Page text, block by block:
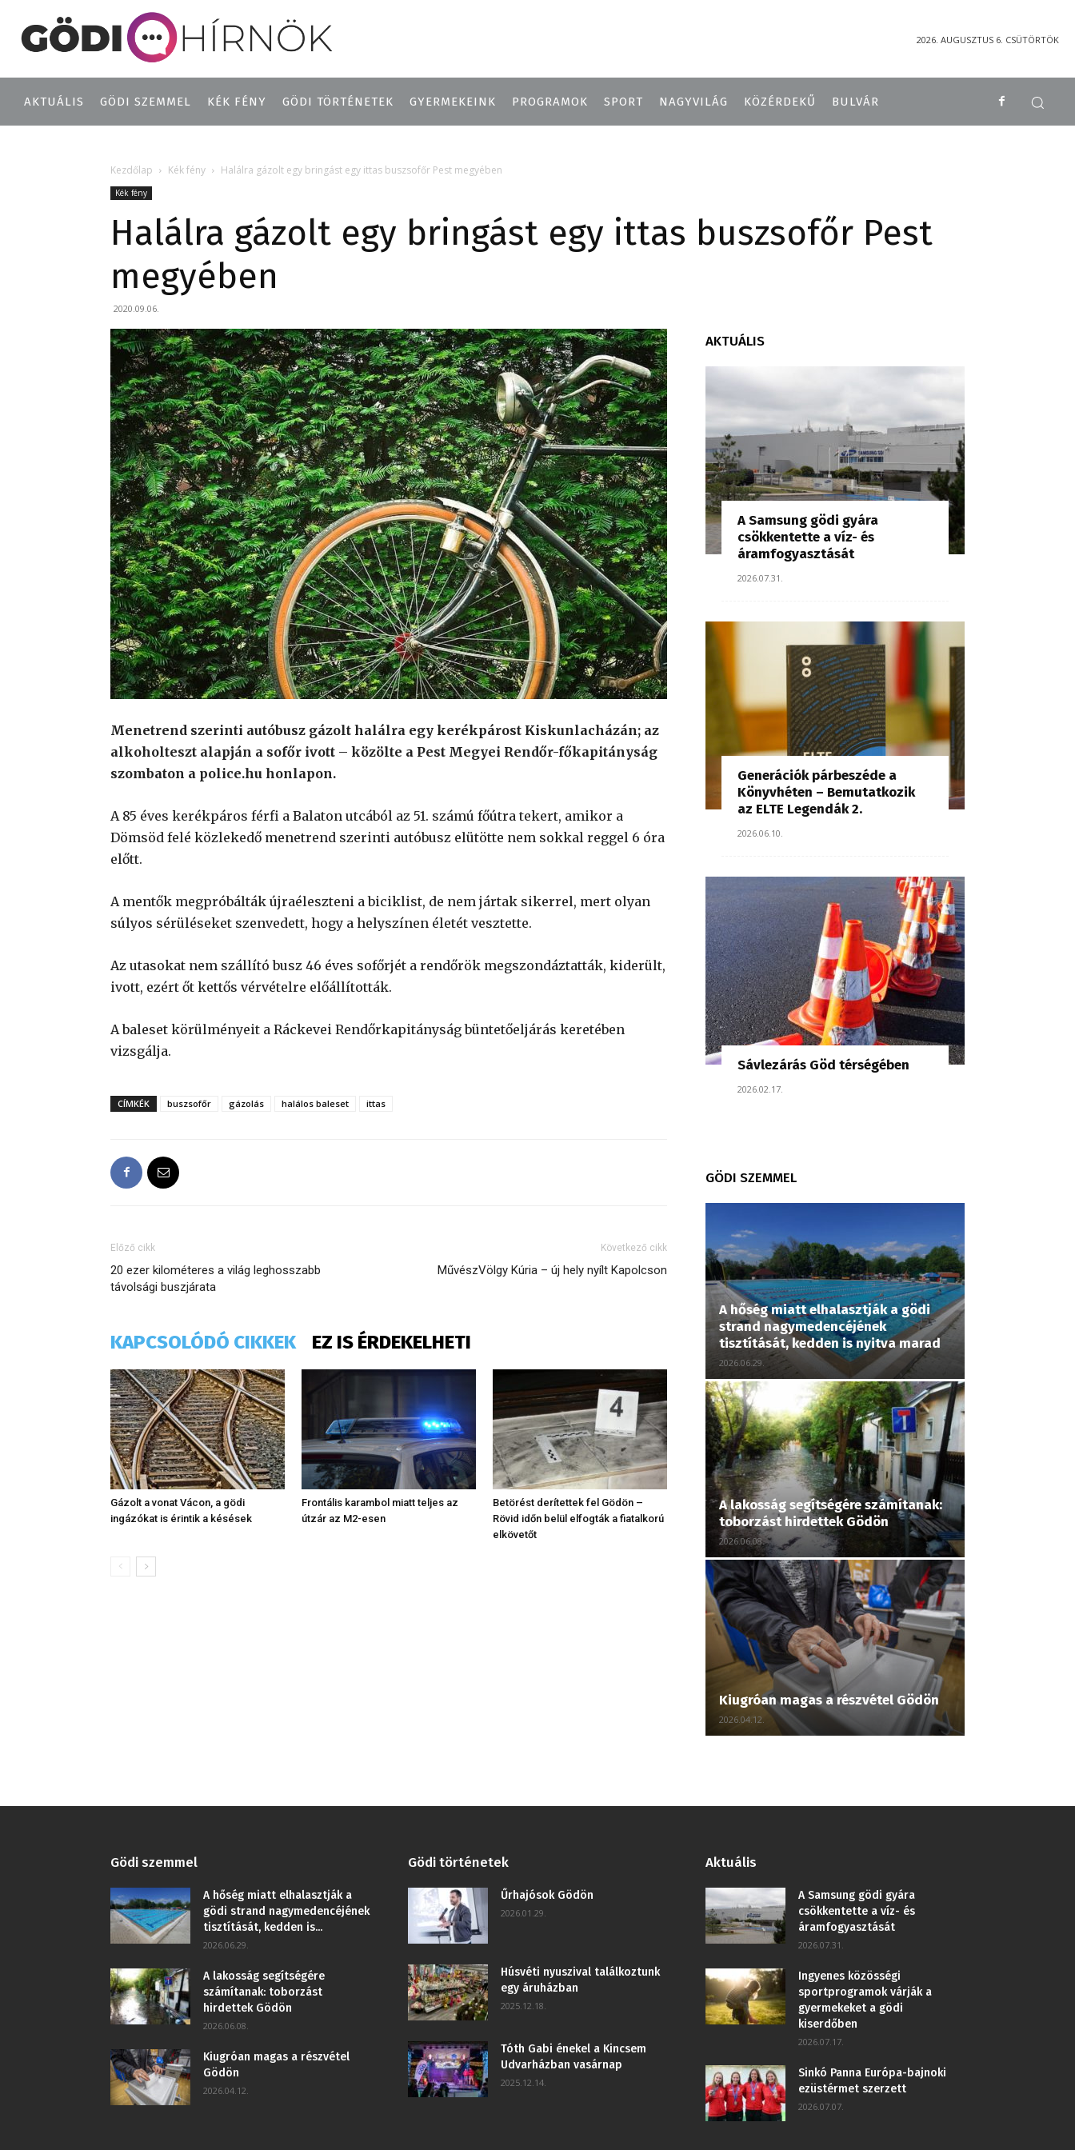
2026. AUGUSZTUS 6. CSÜTÖRTÖK
AKTUÁLIS GÖDI SZEMMEL KÉK FÉNY GÖDI TÖRTÉNETEK GYERMEKEINK PROGRAMOK SPORT NAGYVILÁG KÖZÉRDEKŰ BULVÁR
Kezdőlap Kék fény Halálra gázolt egy bringást egy ittas buszsofőr Pest megyében
Kék fény
Halálra gázolt egy bringást egy ittas buszsofőr Pest
megyében
2020.09.06.
Menetrend szerinti autóbusz gázolt halálra egy kerékpárost Kiskunlacházán; az
alkoholteszt alapján a sofőr ivott – közölte a Pest Megyei Rendőr-főkapitányság
szombaton a police.hu honlapon.
A 85 éves kerékpáros férfi a Balaton utcából az 51. számú főútra tekert, amikor a
Dömsöd felé közlekedő menetrend szerinti autóbusz elütötte nem sokkal reggel 6 óra
előtt.
A mentők megpróbálták újraéleszteni a biciklist, de nem jártak sikerrel, mert olyan
súlyos sérüléseket szenvedett, hogy a helyszínen életét vesztette.
Az utasokat nem szállító busz 46 éves sofőrjét a rendőrök megszondáztatták, kiderült,
ivott, ezért őt kettős vérvételre előállították.
A baleset körülményeit a Ráckevei Rendőrkapitányság büntetőeljárás keretében
vizsgálja.
CÍMKÉK buszsofőr gázolás halálos baleset ittas
Előző cikk
20 ezer kilométeres a világ leghosszabb
távolsági buszjárata
Következő cikk
MűvészVölgy Kúria – új hely nyílt Kapolcson
KAPCSOLÓDÓ CIKKEK EZ IS ÉRDEKELHETI
Gázolt a vonat Vácon, a gödi
ingázókat is érintik a késések
Frontális karambol miatt teljes az
útzár az M2-esen
Betörést derítettek fel Gödön –
Rövid időn belül elfogták a fiatalkorú
elkövetőt
AKTUÁLIS
A Samsung gödi gyára
csökkentette a víz- és
áramfogyasztását
2026.07.31.
Generációk párbeszéde a
Könyvhéten – Bemutatkozik
az ELTE Legendák 2.
2026.06.10.
Sávlezárás Göd térségében
2026.02.17.
GÖDI SZEMMEL
A hőség miatt elhalasztják a gödi
strand nagymedencéjének
tisztítását, kedden is nyitva marad
2026.06.29.
A lakosság segítségére számítanak:
toborzást hirdettek Gödön
2026.06.08.
Kiugróan magas a részvétel Gödön
2026.04.12.
Gödi szemmel
A hőség miatt elhalasztják a
gödi strand nagymedencéjének
tisztítását, kedden is...
2026.06.29.
A lakosság segítségére
számítanak: toborzást
hirdettek Gödön
2026.06.08.
Kiugróan magas a részvétel
Gödön
2026.04.12.
Gödi történetek
Űrhajósok Gödön
2026.01.29.
Húsvéti nyuszival találkoztunk
egy áruházban
2025.12.18.
Tóth Gabi énekel a Kincsem
Udvarházban vasárnap
2025.12.14.
Aktuális
A Samsung gödi gyára
csökkentette a víz- és
áramfogyasztását
2026.07.31.
Ingyenes közösségi
sportprogramok várják a
gyermekeket a gödi
kiserdőben
2026.07.17.
Sinkó Panna Európa-bajnoki
ezüstérmet szerzett
2026.07.07.